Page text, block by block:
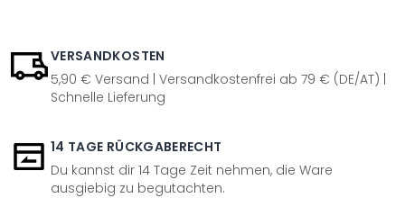
VERSANDKOSTEN
5,90 € Versand | Versandkostenfrei ab 79 € (DE/AT) |
Schnelle Lieferung
14 TAGE RÜCKGABERECHT
Du kannst dir 14 Tage Zeit nehmen, die Ware
ausgiebig zu begutachten.